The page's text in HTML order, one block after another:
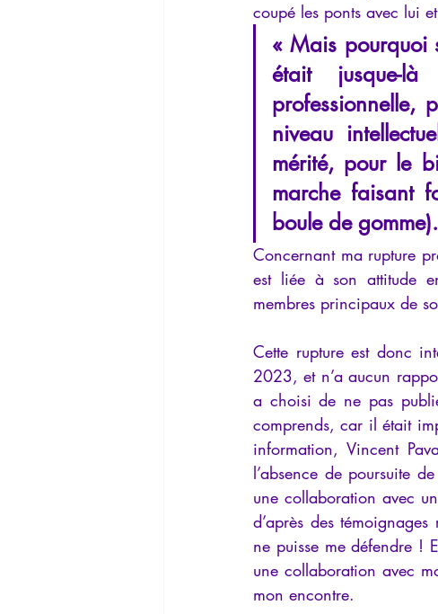
coupé les ponts avec lui
« Mais pourquoi
était jusque-
professionnelle,
niveau
mérité, pour le
marche faisant
boule de gomme).
Concernant ma rupture
est liée à son attitude
membres principaux de
Cette rupture est donc
2023, et n’a aucun
a choisi de ne pas
comprends, car il était
information, Vincent
l’absence de poursuite
une collaboration avec
d’après des
ne puisse me défendre !
une collaboration avec
mon encontre.